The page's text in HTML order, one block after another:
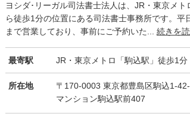
ヨシダ･リーガル司法書士法人は、JR・東京メト
ら徒歩1分の位置にある司法書士事務所です。平
まで営業しており、事前にご予約いた... 続きを
最寄駅 JR・東京メトロ「駒込駅」徒歩1分
所在地
〒170-0003 東京都豊島区駒込1-
マンション駒込駅前407